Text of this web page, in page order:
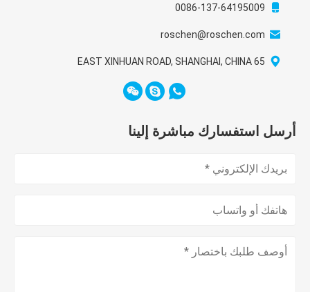
0086-137-64195009
roschen@roschen.com
65 EAST XINHUAN ROAD, SHANGHAI, CHINA
أرسل استفسارك مباشرة إلينا